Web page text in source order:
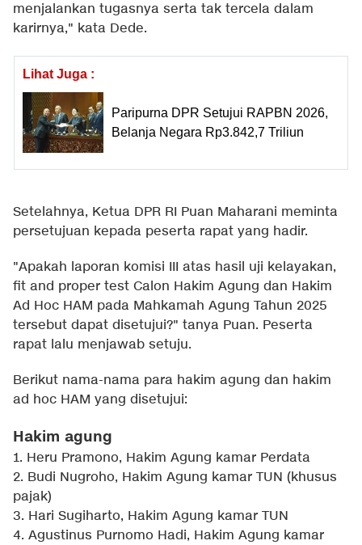
menjalankan tugasnya serta tak tercela dalam
karirnya," kata Dede.
Lihat Juga :
Paripurna DPR Setujui RAPBN 2026,
Belanja Negara Rp3.842,7 Triliun
Setelahnya, Ketua DPR RI Puan Maharani meminta
persetujuan kepada peserta rapat yang hadir.
"Apakah laporan komisi III atas hasil uji kelayakan,
fit and proper test Calon Hakim Agung dan Hakim
Ad Hoc HAM pada Mahkamah Agung Tahun 2025
tersebut dapat disetujui?" tanya Puan. Peserta
rapat lalu menjawab setuju.
Berikut nama-nama para hakim agung dan hakim
ad hoc HAM yang disetujui:
Hakim agung
1. Heru Pramono, Hakim Agung kamar Perdata
2. Budi Nugroho, Hakim Agung kamar TUN (khusus
pajak)
3. Hari Sugiharto, Hakim Agung kamar TUN
4. Agustinus Purnomo Hadi, Hakim Agung kamar